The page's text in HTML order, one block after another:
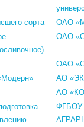
сорта ОАО
ОАО
ОАО
АО
АО